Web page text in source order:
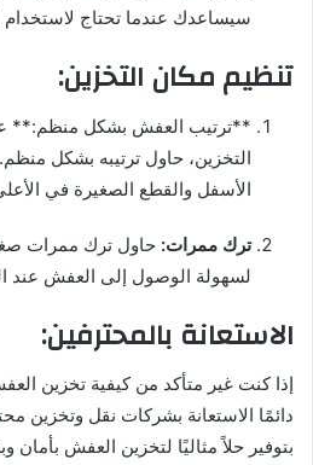
سيساعدك عندما تحتاج
تنظيم مكان التخزين:
**ترتيب العفش بشكل منظم:**
التخزين، حاول ترتيبه بشكل
الأسفل والقطع الصغيرة في
ترك ممرات: حاول ترك ممرات
لسهولة الوصول إلى العفش عند
الاستعانة بالمحترفين:
إذا كنت غير متأكد من كيفية تخزين
دائمًا الاستعانة بشركات نقل وتخزين
بتوفير حلاً مثاليًا لتخزين العفش